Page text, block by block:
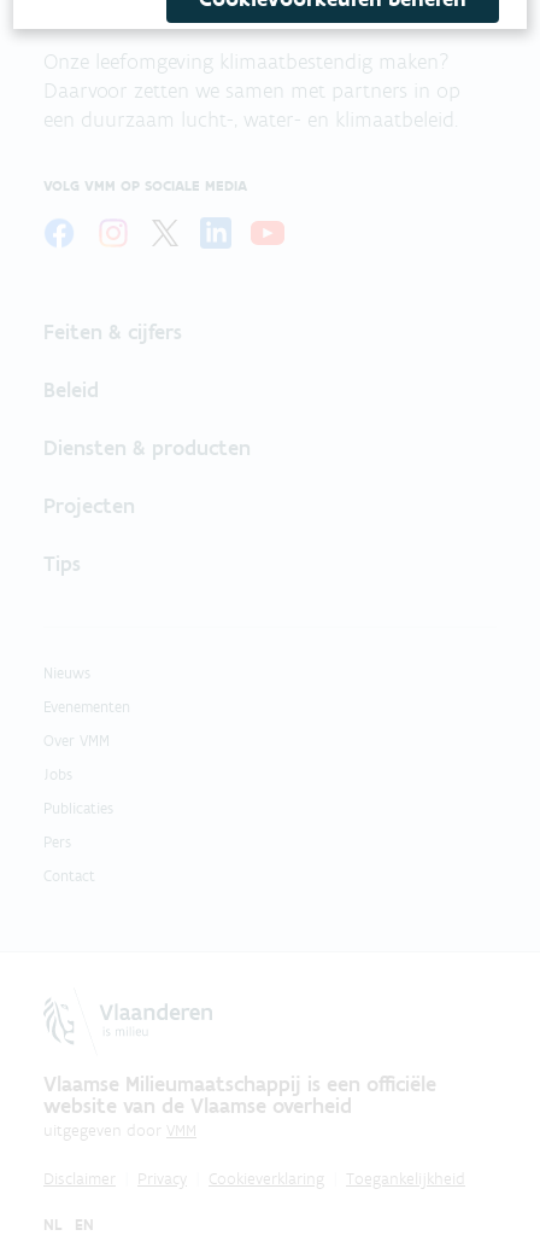
Onze leefomgeving klimaatbestendig maken?
Daarvoor zetten we samen met partners in op
een duurzaam lucht-, water- en klimaatbeleid.
VOLG VMM OP SOCIALE MEDIA
Feiten & cijfers
Beleid
Diensten & producten
Projecten
Tips
Nieuws
Evenementen
Over VMM
Jobs
Publicaties
Pers
Contact
Vlaamse Milieumaatschappij is een officiële
website van de Vlaamse overheid
uitgegeven door VMM
Disclaimer Privacy Cookieverklaring Toegankelijkheid
NL EN